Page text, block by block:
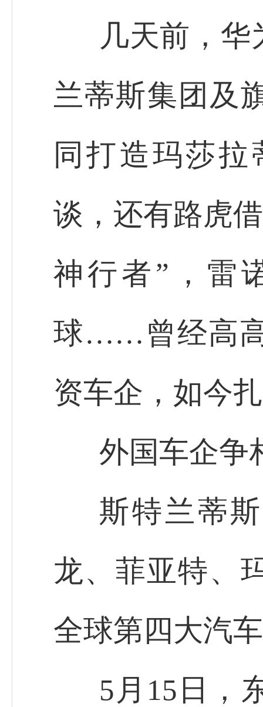
几天前，
兰蒂斯集团及
同打造玛莎
谈，还有路虎
神行者”，雷
球……曾经高
资车企，如今
外国车企争
斯特兰蒂
龙、菲亚特、
全球第四大汽
5月15日，